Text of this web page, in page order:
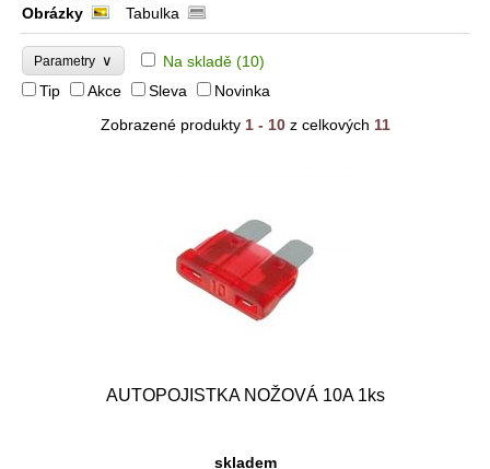
Obrázky
Tabulka
Parametry ∨ Na skladě (10)
Tip
Akce Sleva
Novinka
Zobrazené produkty 1 - 10z celkových 11
AUTOPOJISTKA NOŽOVÁ 10A 1ks
skladem